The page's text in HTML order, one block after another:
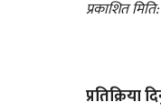
प्रकाशित
प्रतिक्रिया